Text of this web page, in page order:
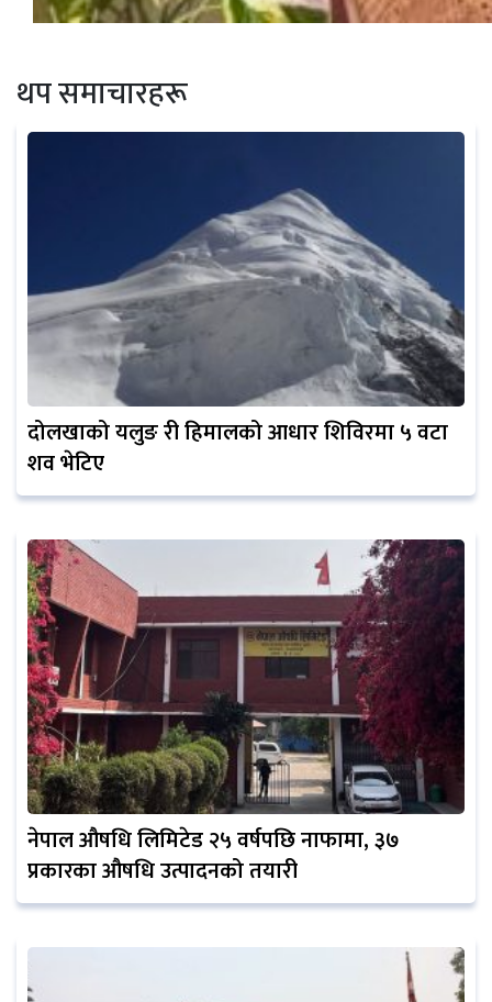
थप समाचारहरू
दोलखाको यलुङ री हिमालको आधार शिविरमा ५ वटा
शव भेटिए
नेपाल औषधि लिमिटेड २५ वर्षपछि नाफामा, ३७
प्रकारका औषधि उत्पादनको तयारी